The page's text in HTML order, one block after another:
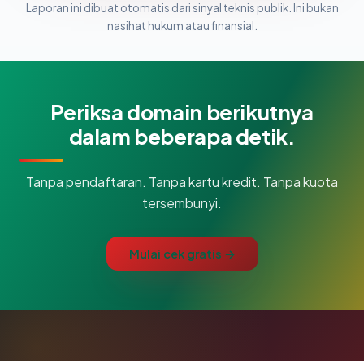
Laporan ini dibuat otomatis dari sinyal teknis publik. Ini bukan
nasihat hukum atau finansial.
Periksa domain berikutnya
dalam beberapa detik.
Tanpa pendaftaran. Tanpa kartu kredit. Tanpa kuota
tersembunyi.
Mulai cek gratis →